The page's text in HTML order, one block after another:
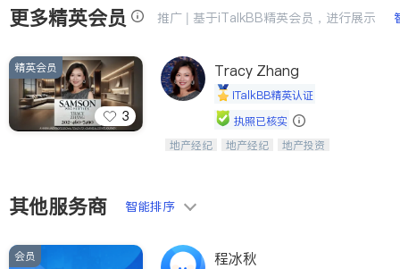
建筑装修 教育
养老 非盈利组织
Diamond Bar & Covina
Rowland Heights & Hacienda H
eights
Los Angeles County - Other Ci
ties
Riverside
Santa Barbara & Monterey
更多精英会员 推广 | 基于iTalkBB精英会员，进行展示
3
精英会员 Tracy Zhang
iTalkBB精英认证
执照已核实
Tracy Zhang - 引领大华府地区房产
地产经纪 地产经纪
地产投资
其他服务商 智能排序
会员 程冰秋